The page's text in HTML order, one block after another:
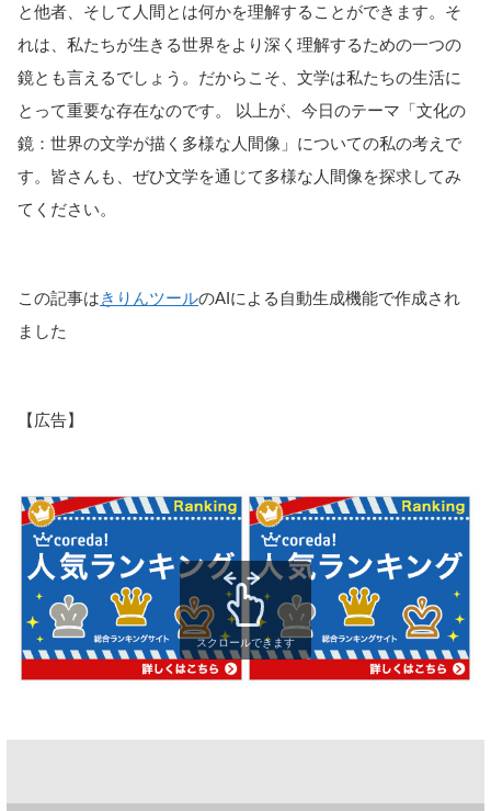
と他者、そして人間とは何かを理解することができます。そ
れは、私たちが生きる世界をより深く理解するための一つの
鏡とも言えるでしょう。だからこそ、文学は私たちの生活に
とって重要な存在なのです。 以上が、今日のテーマ「文化の
鏡：世界の文学が描く多様な人間像」についての私の考えで
す。皆さんも、ぜひ文学を通じて多様な人間像を探求してみ
てください。
この記事はきりんツールのAIによる自動生成機能で作成され
ました
【広告】
スクロールできます